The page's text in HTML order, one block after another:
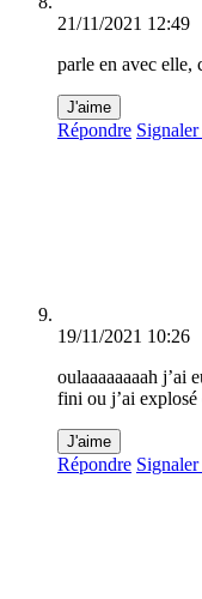
21/11/2021 12:49
parle en avec elle,
J'aime
Répondre
19/11/2021 10:26
oulaaaaaaaah j’ai
fini ou j’ai
J'aime
Répondre